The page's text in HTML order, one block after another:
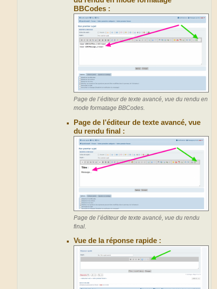
BBCodes :
Page de l’éditeur de texte avancé, vue du rendu en
mode formatage BBCodes.
Page de l’éditeur de texte avancé, vue
du rendu final :
Page de l’éditeur de texte avancé, vue du rendu
final.
Vue de la réponse rapide :